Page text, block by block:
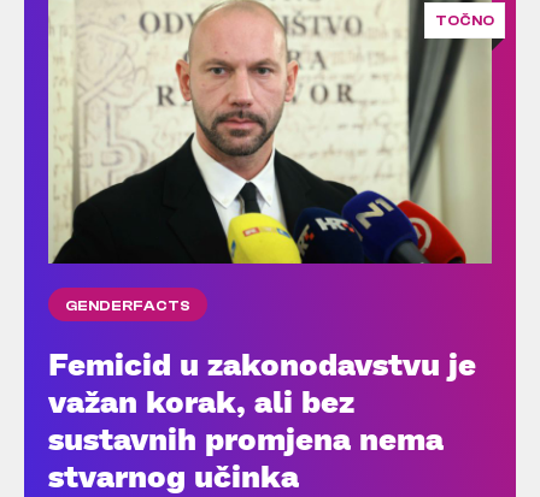
TOČNO
GENDERFACTS
Femicid u zakonodavstvu je
važan korak, ali bez
sustavnih promjena nema
stvarnog učinka